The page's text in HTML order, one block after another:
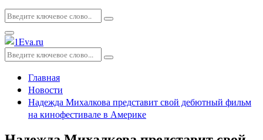
Искать:
Поиск
Основное
меню
Искать:
Поиск
Главная
Новости
Надежда Михалкова представит свой дебютный фильм
на кинофестивале в Америке